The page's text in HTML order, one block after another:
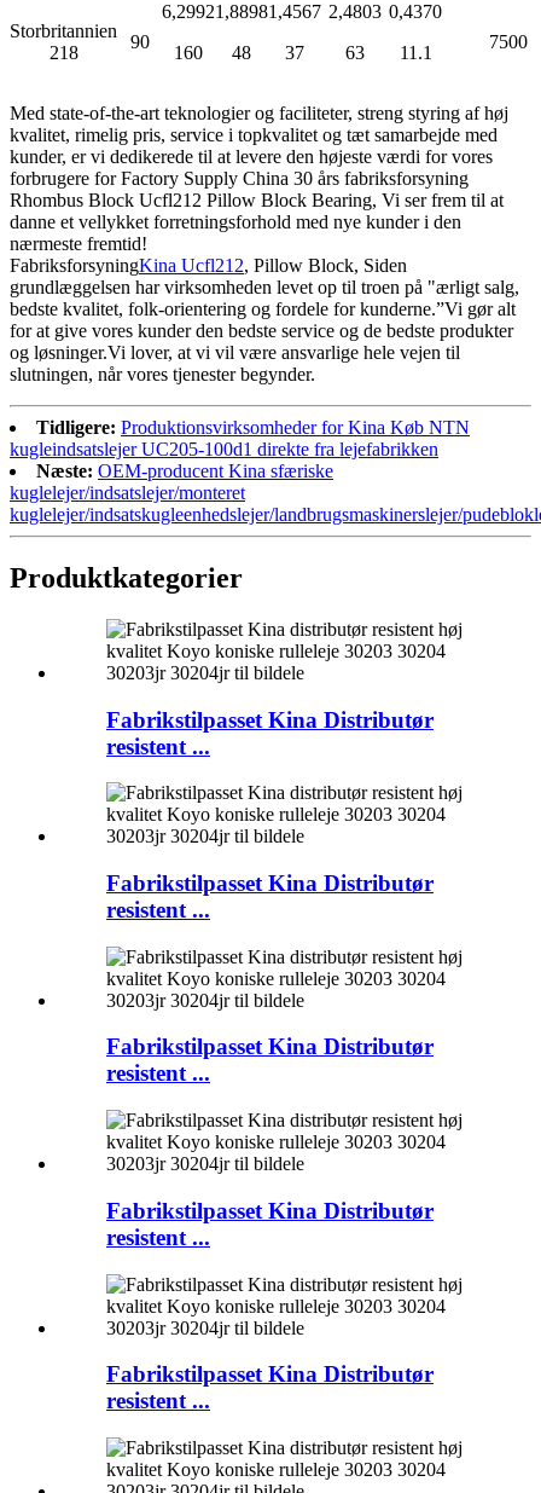
Storbritannien
218
90
6,2992
160
1,8898
48
1,4567
37
2,4803
63
0,4370
11.1
7500
Med state-of-the-art teknologier og faciliteter, streng styring af høj
kvalitet, rimelig pris, service i topkvalitet og tæt samarbejde med
kunder, er vi dedikerede til at levere den højeste værdi for vores
forbrugere for Factory Supply China 30 års fabriksforsyning
Rhombus Block Ucfl212 Pillow Block Bearing, Vi ser frem til at
danne et vellykket forretningsforhold med nye kunder i den
nærmeste fremtid!
FabriksforsyningKina Ucfl212, Pillow Block, Siden
grundlæggelsen har virksomheden levet op til troen på "ærligt salg,
bedste kvalitet, folk-orientering og fordele for kunderne.”Vi gør alt
for at give vores kunder den bedste service og de bedste produkter
og løsninger.Vi lover, at vi vil være ansvarlige hele vejen til
slutningen, når vores tjenester begynder.
Tidligere: Produktionsvirksomheder for Kina Køb NTN
kugleindsatslejer UC205-100d1 direkte fra lejefabrikken
Næste: OEM-producent Kina sfæriske
kuglelejer/indsatslejer/monteret
kuglelejer/indsatskugleenhedslejer/landbrugsmaskinerslejer/
Produktkategorier
Fabrikstilpasset Kina Distributør
resistent ...
Fabrikstilpasset Kina Distributør
resistent ...
Fabrikstilpasset Kina Distributør
resistent ...
Fabrikstilpasset Kina Distributør
resistent ...
Fabrikstilpasset Kina Distributør
resistent ...